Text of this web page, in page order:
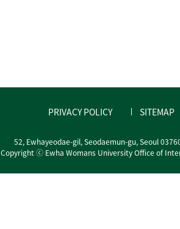
PRIVACY POLICY SITEMAP
52, Ewhayeodae-gil, Seodaemun-gu, Seoul
Copyright ⓒ Ewha Womans University Office of